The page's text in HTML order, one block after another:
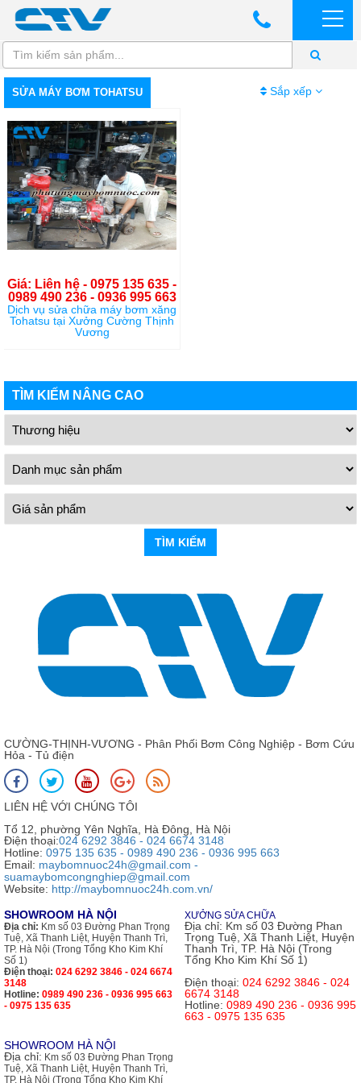
SỬA MÁY BƠM TOHATSU Sắp xếp
Giá: Liên hệ - 0975 135 635 -
0989 490 236 - 0936 995 663
Dịch vụ sửa chữa máy bơm xăng
Tohatsu tại Xưởng Cường Thịnh
Vương
TÌM KIẾM NÂNG CAO
TÌM KIẾM
CƯỜNG-THỊNH-VƯƠNG - Phân Phối Bơm Công Nghiệp - Bơm Cứu
Hỏa - Tủ điện
LIÊN HỆ VỚI CHÚNG TÔI
Tổ 12, phường Yên Nghĩa, Hà Đông, Hà Nội
Điện thoại:024 6292 3846 - 024 6674 3148
Hotline: 0975 135 635 - 0989 490 236 - 0936 995 663
Email: maybomnuoc24h@gmail.com -
suamaybomcongnghiep@gmail.com
Website: http://maybomnuoc24h.com.vn/
SHOWROOM HÀ NỘI
Địa chỉ: Km số 03 Đường Phan Trọng
Tuệ, Xã Thanh Liệt, Huyện Thanh Trì,
TP. Hà Nội (Trong Tổng Kho Kim Khí
Số 1)
Điện thoại: 024 6292 3846 - 024 6674
3148
Hotline: 0989 490 236 - 0936 995 663
- 0975 135 635
XƯỞNG SỬA CHỮA
Địa chỉ: Km số 03 Đường Phan
Trọng Tuệ, Xã Thanh Liệt, Huyện
Thanh Trì, TP. Hà Nội (Trong
Tổng Kho Kim Khí Số 1)
Điện thoại: 024 6292 3846 - 024
6674 3148
Hotline: 0989 490 236 - 0936 995
663 - 0975 135 635
SHOWROOM HÀ NỘI
Địa chỉ: Km số 03 Đường Phan Trọng
Tuệ, Xã Thanh Liệt, Huyện Thanh Trì,
TP. Hà Nội (Trong Tổng Kho Kim Khí